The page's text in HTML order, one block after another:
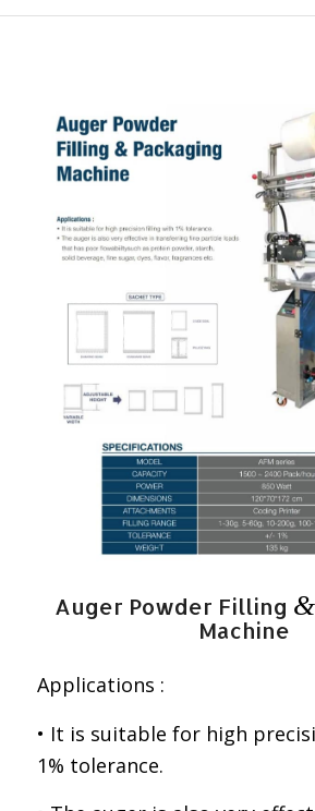
Auger Powder Filling &
Machine
Applications :
• It is suitable for high
1% tolerance.